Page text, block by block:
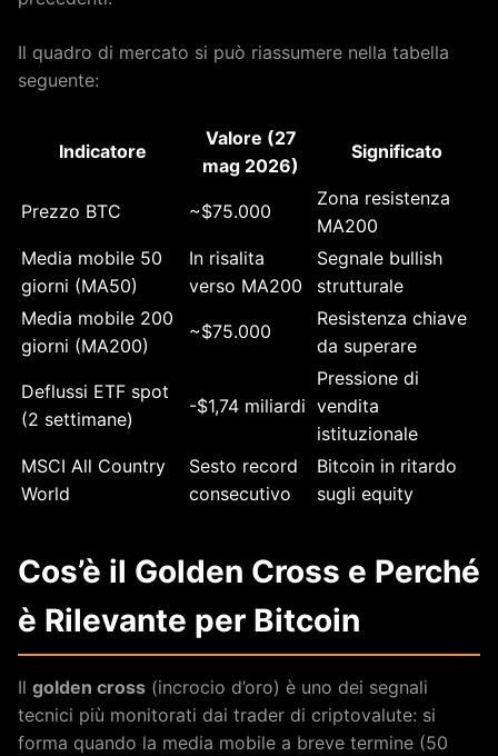
Il quadro di mercato si può riassumere nella tabella
seguente:
Indicatore
Valore (27
mag 2026)
Significato
Prezzo BTC ~$75.000
Zona resistenza
MA200
Media mobile 50
giorni (MA50)
In risalita
verso MA200
Segnale bullish
strutturale
Media mobile 200
giorni (MA200)
~$75.000
Resistenza chiave
da superare
Deflussi ETF spot
(2 settimane)
-$1,74 miliardi
Pressione di
vendita
istituzionale
MSCI All Country
World
Sesto record
consecutivo
Bitcoin in ritardo
sugli equity
Cos’è il Golden Cross e Perché
è Rilevante per Bitcoin
Il golden cross (incrocio d’oro) è uno dei segnali
tecnici più monitorati dai trader di criptovalute: si
forma quando la media mobile a breve termine (50